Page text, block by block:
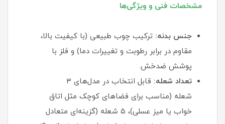
مشخصات فنی و ویژگی‌ها
جنس بدنه: ترکیب چوب طبیعی (با کیفیت بالا،
مقاوم در برابر رطوبت و تغییرات دما) و فلز با
پوشش ضدخش.
تعداد شعله:
قابل انتخاب در مدل‌های ۳
شعله (مناسب برای فضاهای کوچک مثل اتاق
خواب یا میز عسلی)، ۵ شعله (گزینه‌ای متعادل